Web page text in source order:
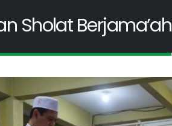
Sholat Berjama’ah